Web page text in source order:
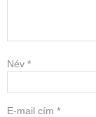
Név *
E-mail cím *